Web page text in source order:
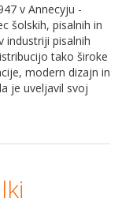
v Annecyju -
šolskih, pisalnih in
industriji pisalnih
tako široke
modern dizajn in
je uveljavil svoj